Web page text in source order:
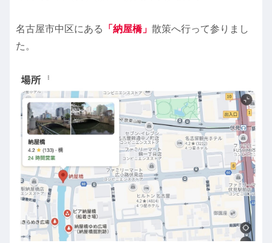
名古屋市中区にある 「納屋橋」 散策へ行って参りまし
た。